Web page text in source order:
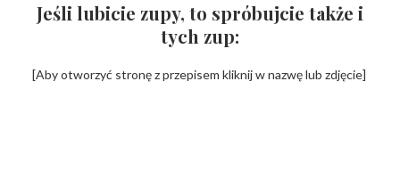
Jeśli lubicie zupy, to spróbujcie także i
tych zup:
[Aby otworzyć stronę z przepisem kliknij w nazwę lub zdjęcie]